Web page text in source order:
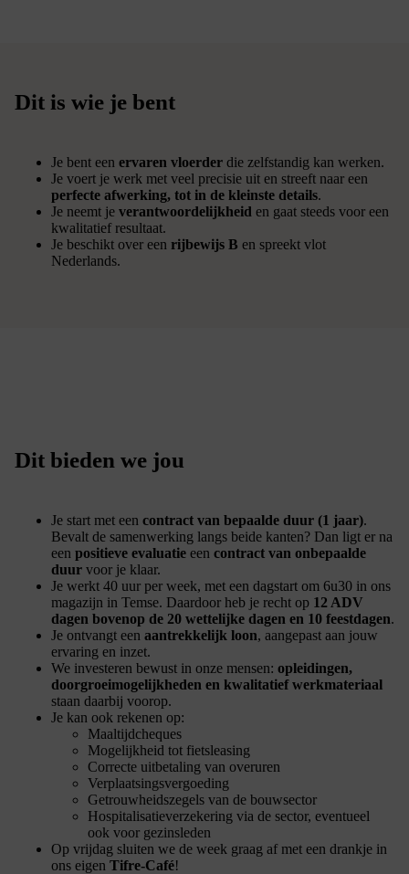
Dit is wie je bent
Je bent een ervaren vloerder die zelfstandig kan werken.
Je voert je werk met veel precisie uit en streeft naar een
perfecte afwerking, tot in de kleinste details.
Je neemt je verantwoordelijkheid en gaat steeds voor een
kwalitatief resultaat.
Je beschikt over een rijbewijs B en spreekt vlot
Nederlands.
Dit bieden we jou
Je start met een contract van bepaalde duur (1 jaar).
Bevalt de samenwerking langs beide kanten? Dan ligt er na
een positieve evaluatie een contract van onbepaalde
duur voor je klaar.
Je werkt 40 uur per week, met een dagstart om 6u30 in ons
magazijn in Temse. Daardoor heb je recht op 12 ADV
dagen bovenop de 20 wettelijke dagen en 10 feestdagen.
Je ontvangt een aantrekkelijk loon, aangepast aan jouw
ervaring en inzet.
We investeren bewust in onze mensen: opleidingen,
doorgroeimogelijkheden en kwalitatief werkmateriaal
staan daarbij voorop.
Je kan ook rekenen op:
Maaltijdcheques
Mogelijkheid tot fietsleasing
Correcte uitbetaling van overuren
Verplaatsingsvergoeding
Getrouwheidszegels van de bouwsector
Hospitalisatieverzekering via de sector, eventueel
ook voor gezinsleden
Op vrijdag sluiten we de week graag af met een drankje in
ons eigen Tifre-Café!